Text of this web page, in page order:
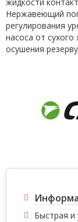
Нержавеющий
регулирования
насоса от
осушения
Быстрая и